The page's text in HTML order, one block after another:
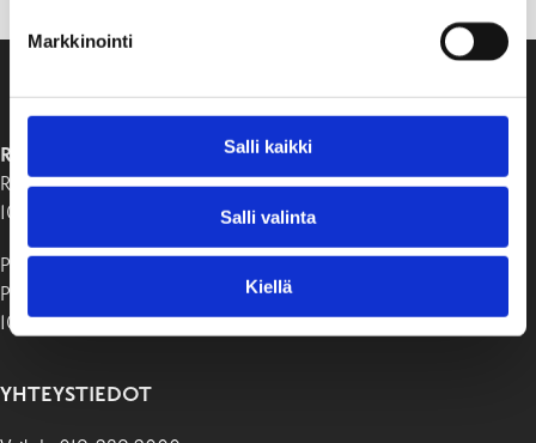
Markkinointi
Salli kaikki
Salli valinta
Kiellä
RAASEPORIN KAUPUNKI
Raaseporintie 37
10650 Tammisaari
Postiosoite:
PB 58
10611 Raasepori
YHTEYSTIEDOT